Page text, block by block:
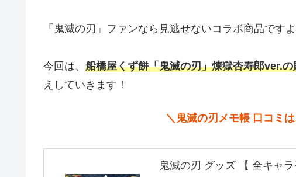
「鬼滅の刃」ファンなら見逃せないコラボ商品ですよ
今回は、 船橋屋くず餅「鬼滅の刃」煉獄杏寿郎ver.
えしていきます！
＼ 鬼滅の刃メモ帳 口コミ
鬼滅の刃 グッズ 【 全キャ